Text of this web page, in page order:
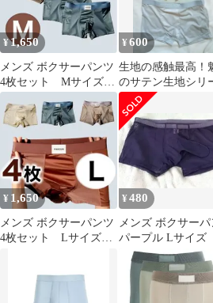
¥1,650
メンズ ボクサーパンツ
4枚セット Mサイズ
グリーン 無地 光沢
¥600
生地の感触最高！
のサテン生地シリ
ボクサーパンツ で2
組
¥ 1,650
メンズ ボクサーパンツ
4枚セット Lサイズ
¥480
メンズ ボクサーパ
パープル Lサイズ